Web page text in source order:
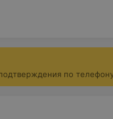
соответственно на
требуется
лечение кариеса).
по